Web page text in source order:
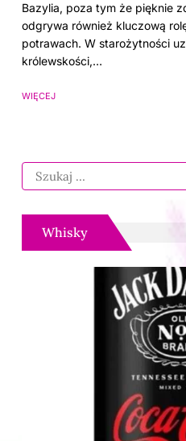
Bazylia, poza tym że pięknie
odgrywa również kluczową
potrawach. W starożytności
królewskości,…
WIĘCEJ
Whisky